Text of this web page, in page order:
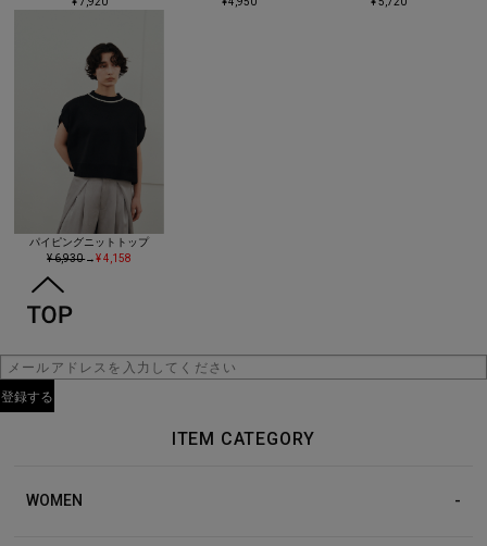
パイピングニットトップ
¥ 6,930→¥ 4,158
ITEM CATEGORY
WOMEN